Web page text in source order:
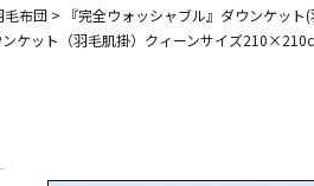
毛布団
『完全ウォッシャブル』ダウンケット
ケット（羽毛肌掛）クィーンサイズ